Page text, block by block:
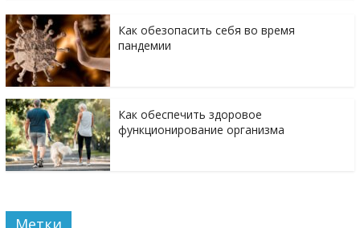
Как обезопасить себя во время
пандемии
Как обеспечить здоровое
функционирование организма
Метки